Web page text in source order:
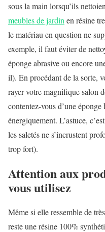
sous la main lorsqu’ils
meubles de jardin en résine
le matériau en question ne
exemple, il faut éviter de
éponge abrasive ou encore
il). En procédant de la sorte,
rayer votre magnifique salon
contentez-vous d’une
énergiquement. L’astuce,
les saletés ne s’incrustent
trop fort).
Attention aux
vous utilisez
Même si elle ressemble de
reste une résine 100%